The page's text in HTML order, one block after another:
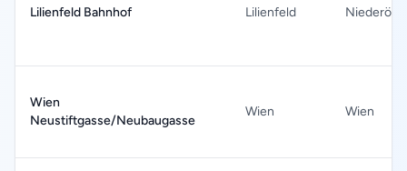
Lilienfeld Bahnhof Lilienfeld
Wien
Neustiftgasse/Neubaugasse
Wien Wien